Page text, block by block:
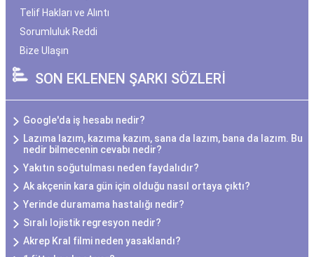
Telif Hakları ve Alıntı
Sorumluluk Reddi
Bize Ulaşın
SON EKLENEN ŞARKI SÖZLERİ
Google'da iş hesabı nedir?
Lazıma lazım, kazıma kazım, sana da lazım, bana da lazım. Bu
nedir bilmecenin cevabı nedir?
Yakıtın soğutulması neden faydalıdır?
Ak akçenin kara gün için olduğu nasıl ortaya çıktı?
Yerinde duramama hastalığı nedir?
Sıralı lojistik regresyon nedir?
Akrep Kral filmi neden yasaklandı?